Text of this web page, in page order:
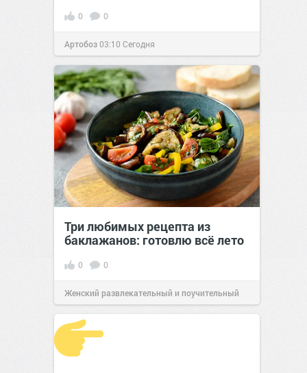
0 0
Артобоз03:10 Сегодня
Три любимых рецепта из
баклажанов: готовлю всё лето
0 0
Женский развлекательный и поучительный
сайт.20:34 Вчера